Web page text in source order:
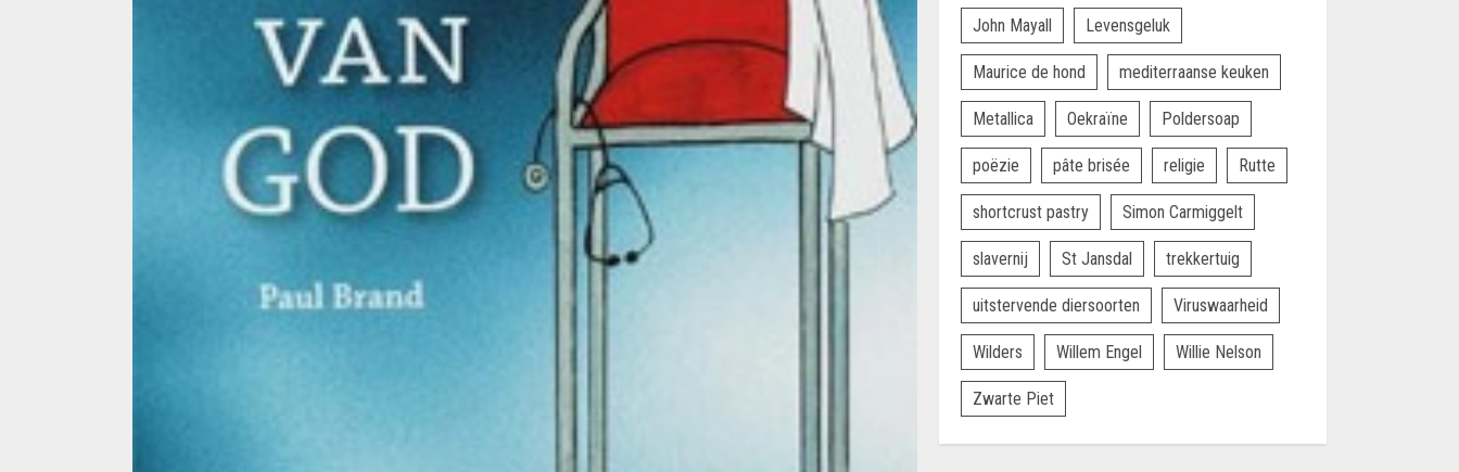
John Mayall Levensgeluk
Maurice de hond mediterraanse keuken
Metallica Oekraïne Poldersoap
poëzie pâte brisée religie Rutte
shortcrust pastry Simon Carmiggelt
slavernij St Jansdal trekkertuig
uitstervende diersoorten Viruswaarheid
Wilders Willem Engel Willie Nelson
Zwarte Piet